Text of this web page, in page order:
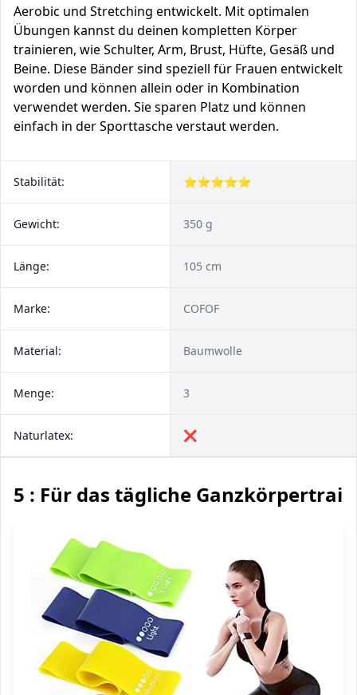
Aerobic und Stretching entwickelt. Mit optimalen
Übungen kannst du deinen kompletten Körper
trainieren, wie Schulter, Arm, Brust, Hüfte, Gesäß und
Beine. Diese Bänder sind speziell für Frauen entwickelt
worden und können allein oder in Kombination
verwendet werden. Sie sparen Platz und können
einfach in der Sporttasche verstaut werden.
Stabilität: ⭐⭐⭐⭐⭐
Gewicht: 350 g
Länge: 105 cm
Marke: COFOF
Material: Baumwolle
Menge: 3
Naturlatex: ❌
5 : Für das tägliche